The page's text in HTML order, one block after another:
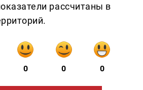
рассчитаны в
0 0 0